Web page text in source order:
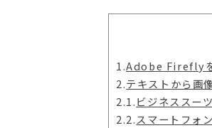
1.Adobe Firefly
2.テキストから画
2.1.ビジネススー
2.2.スマートフォ